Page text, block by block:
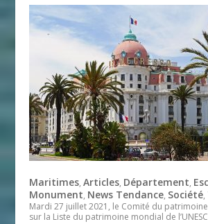
Maritimes,Articles, Département,
Monument, News Tendance, Société,
Mardi 27 juillet 2021, le Comité du
sur la Liste du patrimoine mondial de